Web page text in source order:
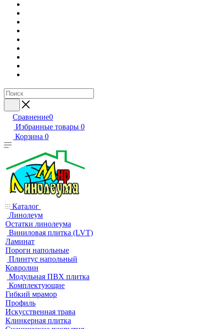
Сравнение0
Избранные товары 0
Корзина 0
Каталог
Линолеум
Остатки линолеума
Виниловая плитка (LVT)
Ламинат
Пороги напольные
Плинтус напольный
Ковролин
Модульная ПВХ плитка
Комплектующие
Гибкий мрамор
Профиль
Искусственная трава
Клинкерная плитка